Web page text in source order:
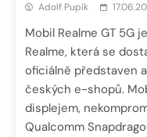
Adolf Pupík
Mobil Realme GT 5G
Realme, která se
oficiálně představen
českých e-shopů.
displejem,
Qualcomm